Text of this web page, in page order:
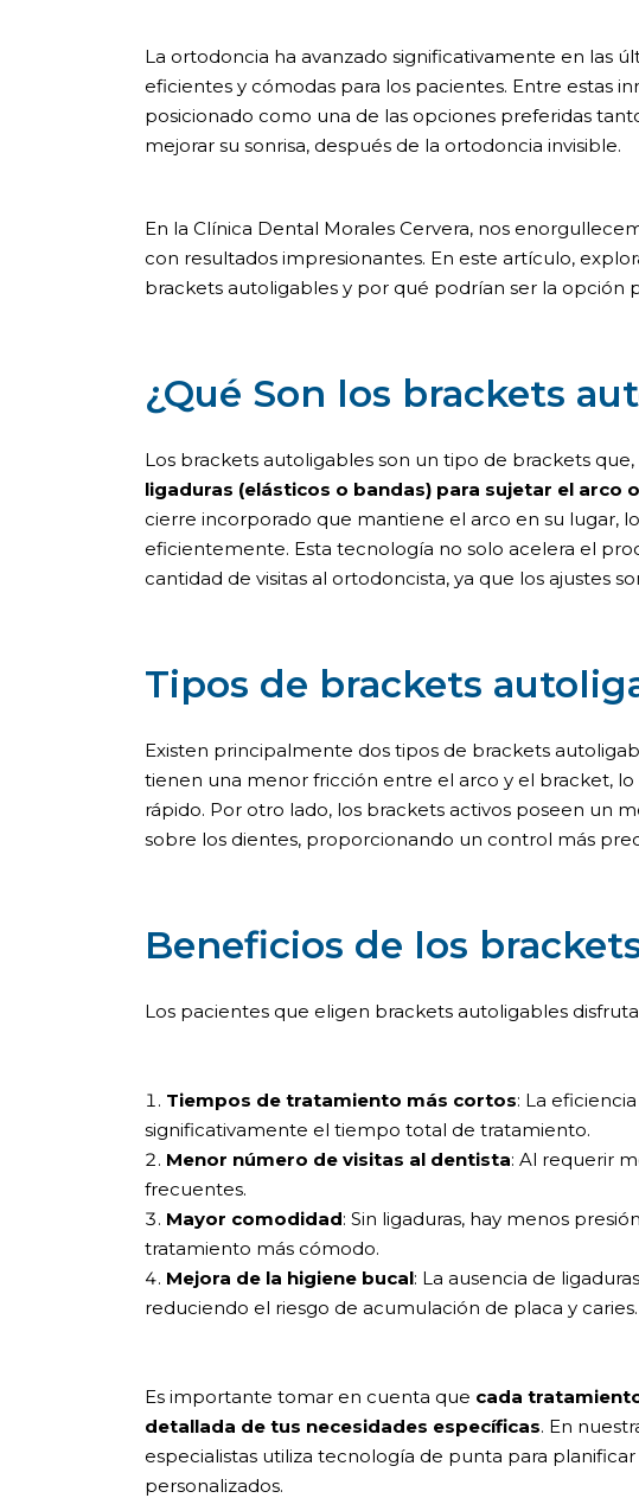
La ortodoncia ha avanzado significativamente en las
eficientes y cómodas para los pacientes. Entre estas
posicionado como una de las opciones preferidas
mejorar su sonrisa, después de la ortodoncia invisible.
En la Clínica Dental Morales Cervera, nos
con resultados impresionantes. En este artículo,
brackets autoligables y por qué podrían ser la opción
¿Qué Son los brackets
Los brackets autoligables son un tipo de brackets
ligaduras (elásticos o bandas) para sujetar el arco
cierre incorporado que mantiene el arco en su lugar,
eficientemente. Esta tecnología no solo acelera el
cantidad de visitas al ortodoncista, ya que los ajustes
Tipos de brackets
Existen principalmente dos tipos de brackets
tienen una menor fricción entre el arco y el bracket,
rápido. Por otro lado, los brackets activos poseen un
sobre los dientes, proporcionando un control más
Beneficios de los
Los pacientes que eligen brackets autoligables
Tiempos de tratamiento más cortos: La
significativamente el tiempo total de tratamiento.
Menor número de visitas al dentista: Al requerir
frecuentes.
Mayor comodidad: Sin ligaduras, hay menos
tratamiento más cómodo.
Mejora de la higiene bucal: La ausencia de
reduciendo el riesgo de acumulación de placa y caries.
Es importante tomar en cuenta que cada
detallada de tus necesidades específicas. En
especialistas utiliza tecnología de punta para
personalizados.